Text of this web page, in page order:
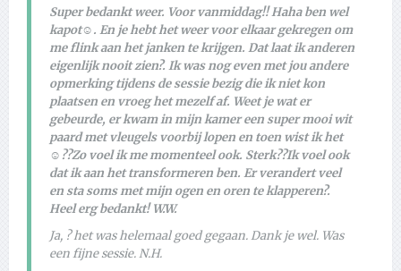
Super bedankt weer. Voor vanmiddag!! Haha ben wel
kapot☺. En je hebt het weer voor elkaar gekregen om
me flink aan het janken te krijgen. Dat laat ik anderen
eigenlijk nooit zien?. Ik was nog even met jou andere
opmerking tijdens de sessie bezig die ik niet kon
plaatsen en vroeg het mezelf af. Weet je wat er
gebeurde, er kwam in mijn kamer een super mooi wit
paard met vleugels voorbij lopen en toen wist ik het
☺??Zo voel ik me momenteel ook. Sterk??Ik voel ook
dat ik aan het transformeren ben. Er verandert veel
en sta soms met mijn ogen en oren te klapperen?.
Heel erg bedankt! W.W.
Ja, ? het was helemaal goed gegaan. Dank je wel. Was
een fijne sessie. N.H.